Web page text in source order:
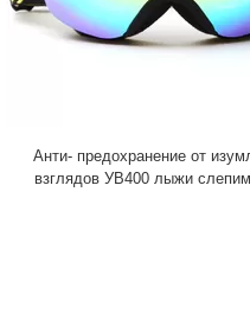
Анти- предохранение от
взглядов УВ400 лыжи